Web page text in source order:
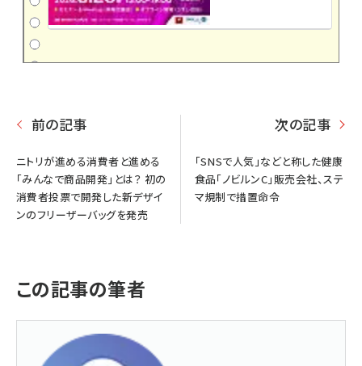
前の記事
ニトリが進める消費者と進める
「みんなで商品開発」とは？ 初の
消費者投票で開発した新デザイ
ンのフリーザーバッグを発売
次の記事
「SNSで人気」などと称した健康
食品「ノビルンC」販売会社、ステ
マ規制で措置命令
この記事の筆者